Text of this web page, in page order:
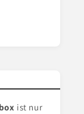
ist nur